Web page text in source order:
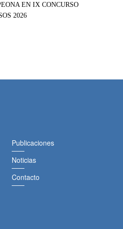
EN IX CONCURSO
2026
Publicaciones
Noticias
Contacto